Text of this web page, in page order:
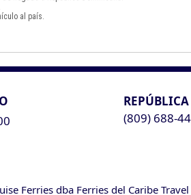
al país.
(809) 688-
Ferries dba Ferries del Caribe